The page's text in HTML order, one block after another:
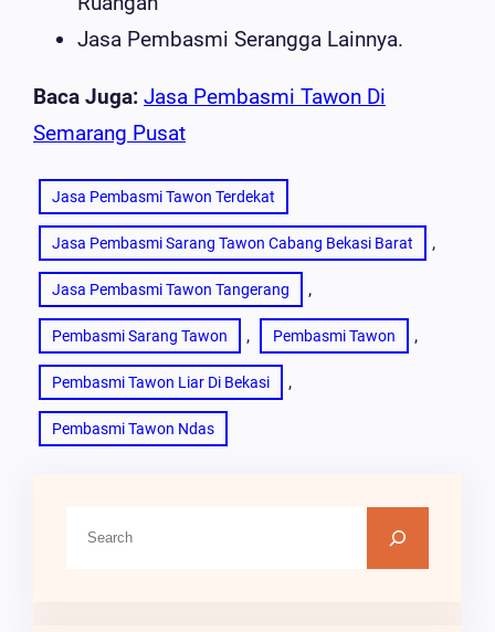
Jasa Pembasmi Serangga Lainnya.
Baca Juga: Jasa Pembasmi Tawon Di
Semarang Pusat
Jasa Pembasmi Tawon Terdekat
Jasa Pembasmi Sarang Tawon Cabang Bekasi Barat ,
Jasa Pembasmi Tawon Tangerang ,
Pembasmi Sarang Tawon , Pembasmi Tawon ,
Pembasmi Tawon Liar Di Bekasi ,
Pembasmi Tawon Ndas